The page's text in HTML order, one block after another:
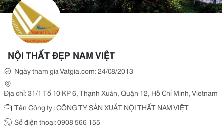
NỘI THẤT ĐẸP NAM VIỆT
Ngày tham gia Vatgia.com: 24/08/2013
Địa chỉ: 31/1 Tổ 10 KP 6, Thạnh Xuân, Quận 12, Hồ Chí Minh, Vietnam
Tên Công ty : CÔNG TY SẢN XUẤT NỘI THẤT NAM VIỆT
Số điện thoại: 0908 566 155